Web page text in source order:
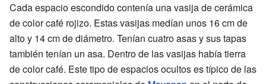
Cada espacio escondido contenía una vasija de cerámica
de color café rojizo. Estas vasijas medían unos 16 cm de
alto y 14 cm de diámetro. Tenían cuatro asas y sus tapas
también tenían un asa. Dentro de las vasijas había tierra
de color café. Este tipo de espacios ocultos es típico de las